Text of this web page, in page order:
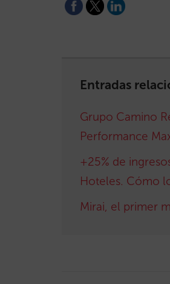
Entradas
Grupo Camino
Performance
+25% de
Hoteles. Cómo
Mirai, el primer